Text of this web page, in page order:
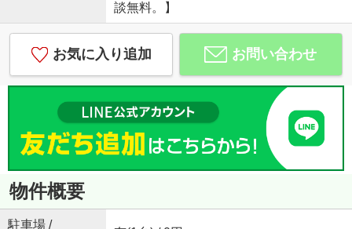
談無料。】
お気に入り追加 お問い合わせ
物件概要
駐車場 /